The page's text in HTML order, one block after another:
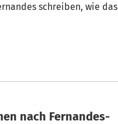
schreiben, wie das
nach Fernandes-